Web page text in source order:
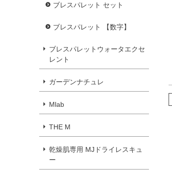
ブレスパレット セット
ブレスパレット 【数字】
ブレスパレットウォータエクセ
レント
ガーデンナチュレ
Mlab
THE M
乾燥肌専用 MJドライレスキュ
ー